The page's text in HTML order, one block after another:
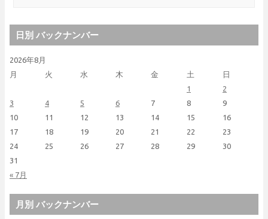
日別 バックナンバー
2026年8月
月
火 水 木 金 土 日
« 7月
1
2
3
4 5 6 7 8
9
10
11 12 13 14 15
16
17
18 19 20 21 22
23
24
25 26 27 28 29
30
31
月別 バックナンバー